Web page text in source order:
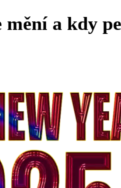
mění a kdy